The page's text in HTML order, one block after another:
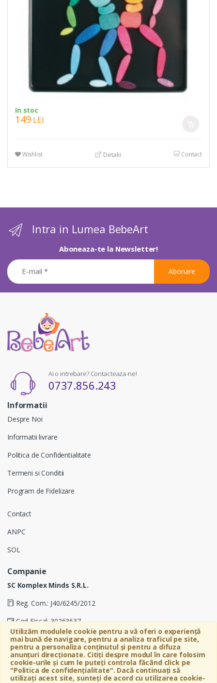
Utilizăm modulele cookie pentru a vă oferi o experiență
mai bună de navigare, pentru a analiza traficul pe site,
pentru a personaliza conținutul și pentru a difuza
anunțuri direcționate. Citiți despre modul în care folosim
cookie-urile și cum le puteți controla făcând click pe
"Politica de confidențialitate". Dacă continuați să
utilizați acest site, sunteți de acord cu utilizarea cookie-
In stoc
149 LEI
Wishlist Detalii Contact
Intra in Lumea BebeArt
Aboneaza-te la Newsletter!
Abonare
Ai o intrebare? Contacteaza-ne!
0737.856.243
Informatii
Despre Noi
Informatii livrare
Politica de Confidentialitate
Termeni si Conditii
Program de Fidelizare
Contact
ANPC
SOL
Companie
SC Komplex Minds S.R.L.
Reg. Com.: J40/6245/2012
Cod Fiscal: 30263637
Soseaua Virtutii 19D, Etaj 4, Biroul A, Sector 6, Bucuresti